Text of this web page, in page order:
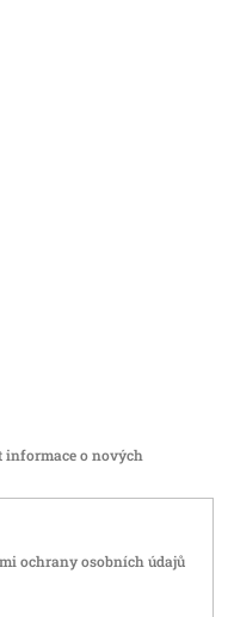
informace o nových
ochrany osobních údajů